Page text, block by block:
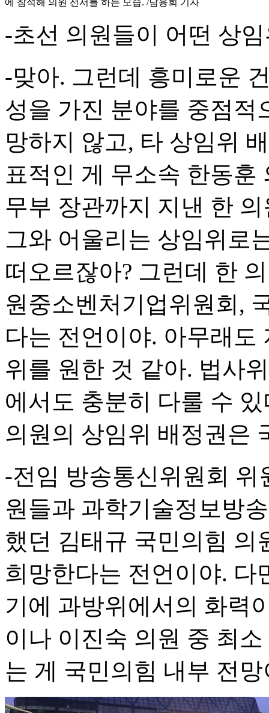
에 참석해 의원 선서를 하는 모습. /남용희 기자
-초선 의원들이 어떤 상
-맞아. 그런데 흥미로운
성을 가진 분야를 중점적
망하지 않고, 타 상임위
표적인 게 무소속 한동
무부 장관까지 지낸 한
그와 어울리는 상임위로
떠오르잖아? 그런데 한
원중소벤처기업위원회,
다는 전언이야. 아무래도
위를 원한 것 같아. 법사
에서도 충분히 다룰 수
의원의 상임위 배정권은
-전임 방송통신위원회
원들과 과학기술정보방
했던 김태규 국민의힘 의
희망한다는 전언이야. 다
기에 과방위에서의 화력
이나 이진숙 의원 중 최
는 게 국민의힘 내부 전